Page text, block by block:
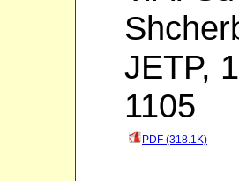
JETP,
1105
PDF (318.1K)